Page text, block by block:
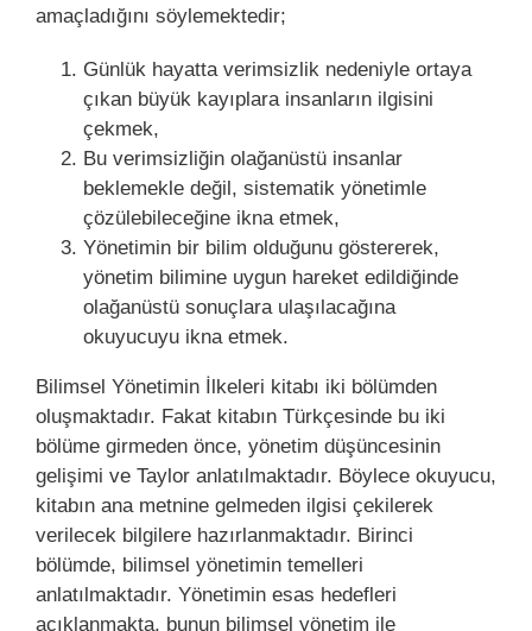
amaçladığını söylemektedir;
Günlük hayatta verimsizlik nedeniyle ortaya
çıkan büyük kayıplara insanların ilgisini
çekmek,
Bu verimsizliğin olağanüstü insanlar
beklemekle değil, sistematik yönetimle
çözülebileceğine ikna etmek,
Yönetimin bir bilim olduğunu göstererek,
yönetim bilimine uygun hareket edildiğinde
olağanüstü sonuçlara ulaşılacağına
okuyucuyu ikna etmek.
Bilimsel Yönetimin İlkeleri kitabı iki bölümden
oluşmaktadır. Fakat kitabın Türkçesinde bu iki
bölüme girmeden önce, yönetim düşüncesinin
gelişimi ve Taylor anlatılmaktadır. Böylece okuyucu,
kitabın ana metnine gelmeden ilgisi çekilerek
verilecek bilgilere hazırlanmaktadır. Birinci
bölümde, bilimsel yönetimin temelleri
anlatılmaktadır. Yönetimin esas hedefleri
açıklanmakta, bunun bilimsel yönetim ile